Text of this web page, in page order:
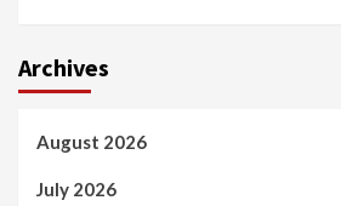
Archives
August 2026
July 2026